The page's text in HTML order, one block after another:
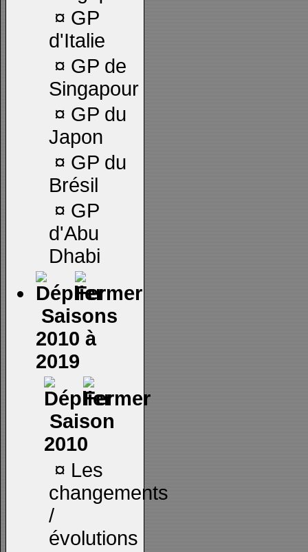
¤ GP
d'Italie
¤ GP de
Singapour
¤ GP du
Japon
¤ GP du
Brésil
¤ GP
d'Abu
Dhabi
Saisons
2010 à
2019
Saison
2010
¤ Les
changements
/
évolutions